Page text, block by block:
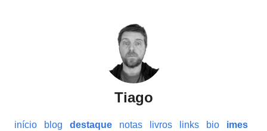
Tiago
início blog destaque notas livros links bio
imes